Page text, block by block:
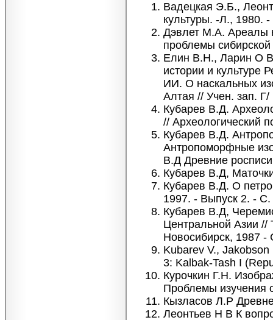
Вадецкая Э.Б.,
культуры. -Л., 1980. -
Дэвлет М.А. Ареалы
проблемы
Елин В.Н., Ларин О
истории и культуре
ИИ. О наскальных
Алтая // Учен. зап.
Кубарев В.Д.
// Археологический
Кубарев В.Д.
Антропоморфные
В.Д Древние
Кубарев В.Д,
Кубарев В.Д. О
1997. - Выпуск 2. - С.
Кубарев В.Д,
Центральной Азии //
Новосибирск, 1987 -
Kubarev V.,
3: Kalbak-Tash I
Курочкин Г.Н.
Проблемы изучения
Кызласов Л.Р
Леонтьев Н В К